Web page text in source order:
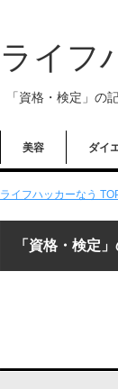
ライフ
「資格・検定」の
美容 ダイ
ライフハッカーなう
「資格・検定